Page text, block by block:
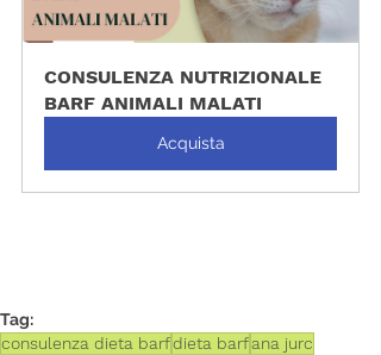
CONSULENZA NUTRIZIONALE
BARF ANIMALI MALATI
Acquista
Tag:
consulenza dieta barfdieta barfana jurc